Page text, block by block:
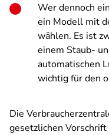
Wer dennoch
ein Modell mit
wählen. Es ist
einem Staub-
automatischen
wichtig für den
Die
gesetzlichen